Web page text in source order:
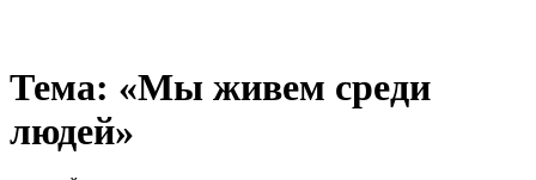
Тема: «Мы живем среди
людей»